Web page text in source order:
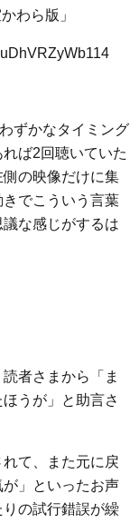
わら版」
ずかなタイミング
ば2回聴いていた
の映像だけに集
でこういう言葉
な感じがするは
者さまから「ま
うが」と助言さ
て、また元に戻
」といったお声
の試行錯誤が繰